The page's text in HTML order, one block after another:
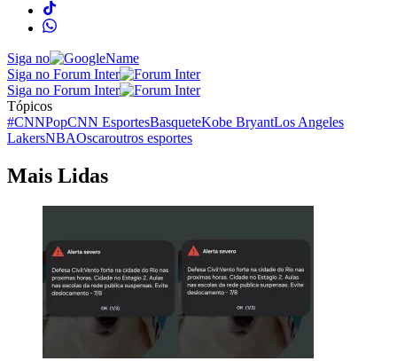
Siga no
Siga no Forum Inter
Siga no Forum Inter
Tópicos
#CNNPopCNN EsportesBasqueteKobe BryantLos Angeles
LakersNBAOscaroutros esportes
Mais Lidas